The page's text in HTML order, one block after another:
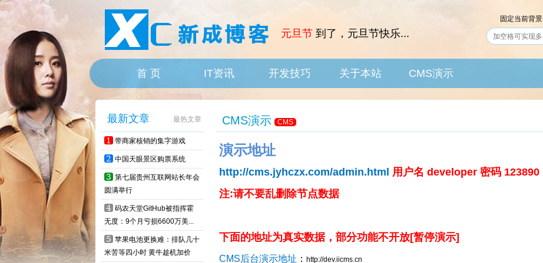
元旦节 到了，元旦节快乐...
固定当前背景
首 页 HOME
IT资讯 IT News
开发技巧 Skill
关于本站 About
CMS演示
最新文章 最热文章
1 带商家核销的集字游戏
2 中国天眼景区购票系统
3 第七届贵州互联网站长年会
圆满举行
4 码农天堂GitHub被指挥霍
无度：9个月亏损6600万美...
5 苹果电池更换难：排队几十
米苦等四小时 黄牛趁机加价
CMS演示 CMS
演示地址
http://cms.jyhczx.com/admin.html 用户名 developer 密码 123890
注:请不要乱删除节点数据
下面的地址为真实数据，部分功能不开放[暂停演示]
CMS后台演示地址 ： http://dev.iicms.cn